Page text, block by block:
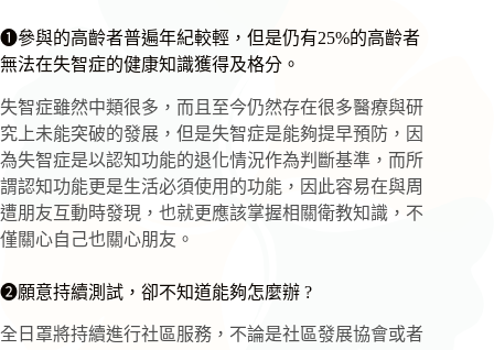
❶參與的高齡者普遍年紀較輕，但是仍有25%的高齡者
無法在失智症的健康知識獲得及格分。
失智症雖然中類很多，而且至今仍然存在很多醫療與研
究上未能突破的發展，但是失智症是能夠提早預防，因
為失智症是以認知功能的退化情況作為判斷基準，而所
謂認知功能更是生活必須使用的功能，因此容易在與周
遭朋友互動時發現，也就更應該掌握相關衛教知識，不
僅關心自己也關心朋友。
❷願意持續測試，卻不知道能夠怎麼辦 ?
全日罩將持續進行社區服務，不論是社區發展協會或者